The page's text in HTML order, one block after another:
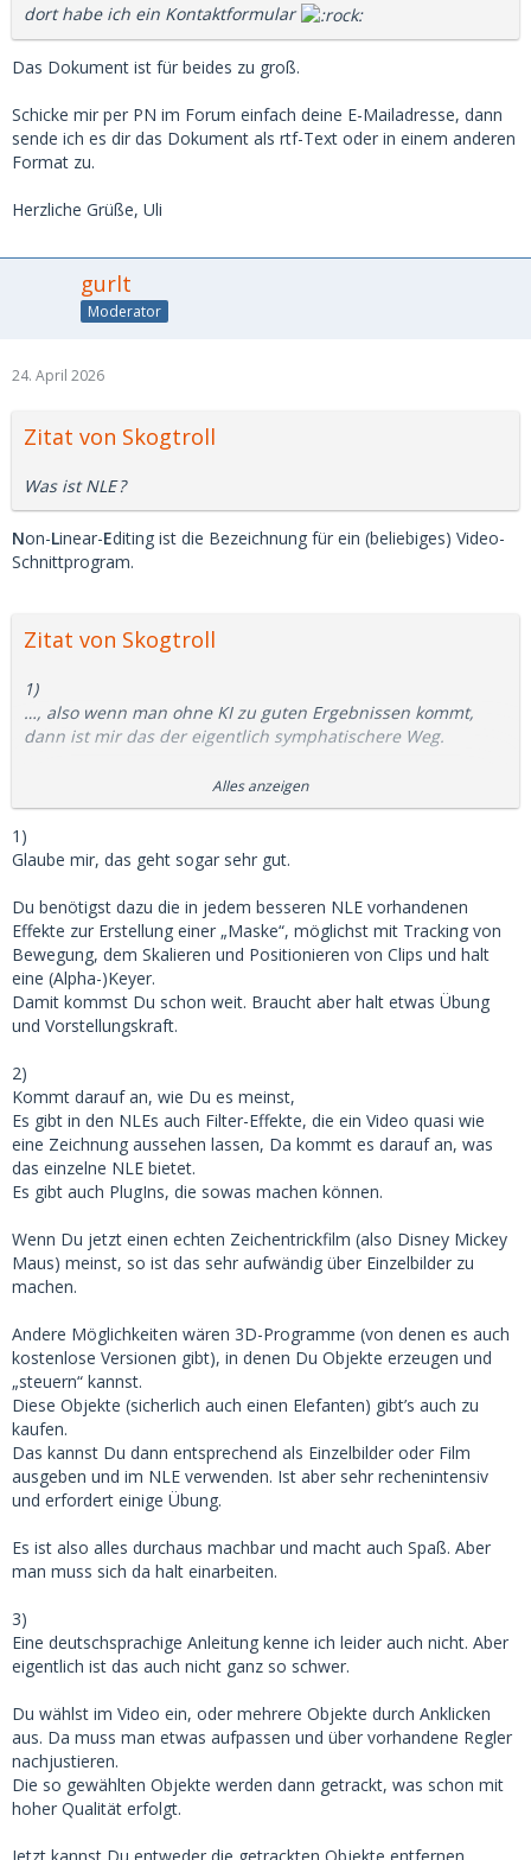
dort habe ich ein Kontaktformular
Das Dokument ist für beides zu groß.
Schicke mir per PN im Forum einfach deine E-Mailadresse, dann
sende ich es dir das Dokument als rtf-Text oder in einem anderen
Format zu.
Herzliche Grüße, Uli
gurlt
Moderator
24. April 2026
Zitat von Skogtroll
Was istNLE?
Non-Linear-Editing ist die Bezeichnung für ein (beliebiges) Video-
Schnittprogram.
Zitat von Skogtroll
1)
…, also wenn man ohne KI zu guten Ergebnissen kommt,
dann ist mir das der eigentlich symphatischere Weg.
Eine weitere … Idee … Zeichentrickfilmes…
… kann ich so ein Video zu einem Zeichentrickfilm wandeln?
Sammie-Roto 2 ...gibt es dazu deutschsprachige Tutorials
bei YouTube?
…
Aber mein Gefühl sagt mir, das dieses Tool schon mal eine
sehr große Hilfe sein kann (z.B. das Freistellen) - oder?!
Alles anzeigen
1)
Glaube mir, das geht sogar sehr gut.
Du benötigst dazu die in jedem besseren NLE vorhandenen
Effekte zur Erstellung einer „Maske“, möglichst mit Tracking von
Bewegung, dem Skalieren und Positionieren von Clips und halt
eine (Alpha-)Keyer.
Damit kommst Du schon weit. Braucht aber halt etwas Übung
und Vorstellungskraft.
2)
Kommt darauf an, wie Du es meinst,
Es gibt in den NLEs auch Filter-Effekte, die ein Video quasi wie
eine Zeichnung aussehen lassen, Da kommt es darauf an, was
das einzelne NLE bietet.
Es gibt auch PlugIns, die sowas machen können.
Wenn Du jetzt einen echten Zeichentrickfilm (also Disney Mickey
Maus) meinst, so ist das sehr aufwändig über Einzelbilder zu
machen.
Andere Möglichkeiten wären 3D-Programme (von denen es auch
kostenlose Versionen gibt), in denen Du Objekte erzeugen und
„steuern“ kannst.
Diese Objekte (sicherlich auch einen Elefanten) gibt’s auch zu
kaufen.
Das kannst Du dann entsprechend als Einzelbilder oder Film
ausgeben und im NLE verwenden. Ist aber sehr rechenintensiv
und erfordert einige Übung.
Es ist also alles durchaus machbar und macht auch Spaß. Aber
man muss sich da halt einarbeiten.
3)
Eine deutschsprachige Anleitung kenne ich leider auch nicht. Aber
eigentlich ist das auch nicht ganz so schwer.
Du wählst im Video ein, oder mehrere Objekte durch Anklicken
aus. Da muss man etwas aufpassen und über vorhandene Regler
nachjustieren.
Die so gewählten Objekte werden dann getrackt, was schon mit
hoher Qualität erfolgt.